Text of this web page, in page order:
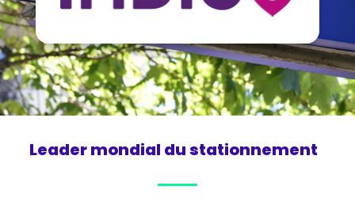
Leader mondial du stationnement